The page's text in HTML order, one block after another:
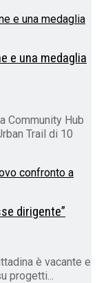
e una medaglia
Community Hub
Trail di 10
dirigente”
è vacante e
progetti...